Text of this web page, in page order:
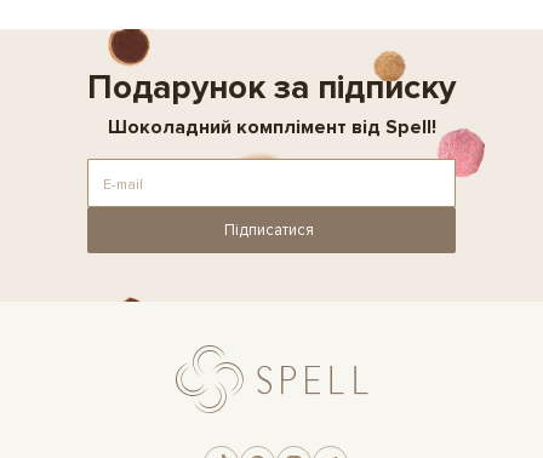
Подарунок за підписку
Шоколадний комплімент від Spell!
Підписатися